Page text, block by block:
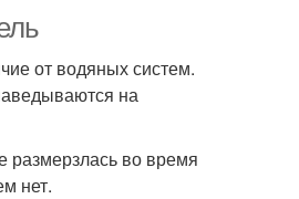
от водяных систем.
на
размерзлась во время
нет.